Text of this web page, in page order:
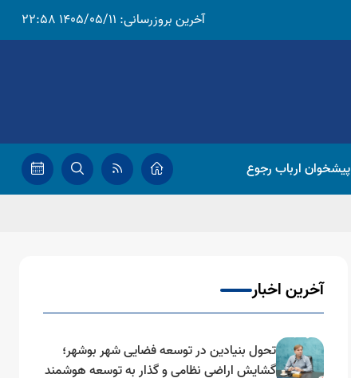
آخرین بروزرسانی: 1405/05/11 22:58
پیشخوان ارباب رجوع
آخرین اخبار
تحول بنیادین در توسعه فضایی شهر بوشهر؛
گشایش اراضی نظامی و گذار به توسعه هوشمند